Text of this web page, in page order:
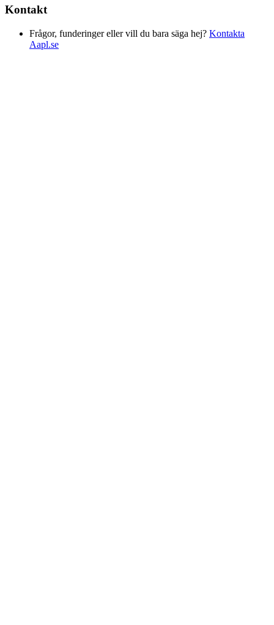
Kontakt
Frågor, funderinger eller vill du bara säga hej? Kontakta
Aapl.se